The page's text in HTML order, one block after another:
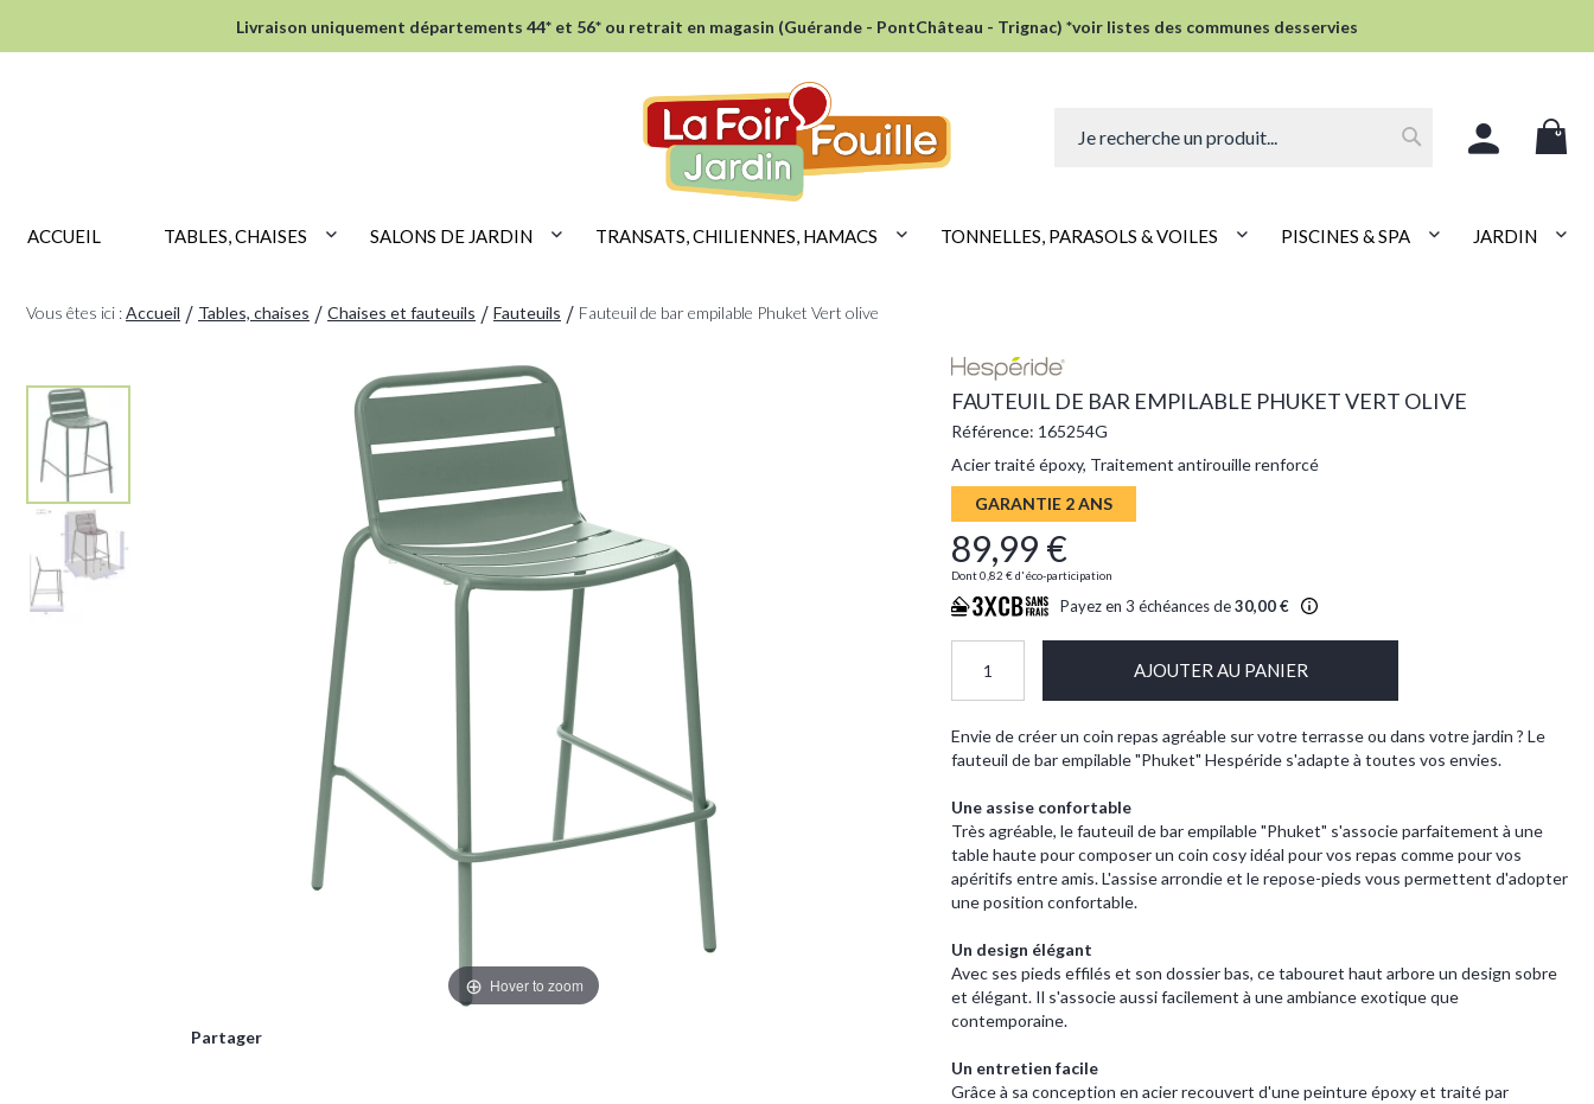
Livraison uniquement départements 44* et 56* ou retrait en magasin (Guérande - PontChâteau - Trignac) *voir listes des communes desservies
ACCUEIL TABLES, CHAISES SALONS DE JARDIN TRANSATS, CHILIENNES, HAMACS TONNELLES, PARASOLS & VOILES PISCINES & SPA JARDIN
Vous êtes ici :Accueil Tables, chaises Chaises et fauteuils Fauteuils Fauteuil de bar empilable Phuket Vert olive
Hover to zoom
Partager
FAUTEUIL DE BAR EMPILABLE PHUKET VERT OLIVE
Référence: 165254G
Acier traité époxy, Traitement antirouille renforcé
GARANTIE 2 ANS
89,99 €
Dont0,82 €d'éco-participation
Payez en 3 échéances de30,00 €
AJOUTER AU PANIER
Envie de créer un coin repas agréable sur votre terrasse ou dans votre jardin ? Le
fauteuil de bar empilable "Phuket" Hespéride s'adapte à toutes vos envies.
Une assise confortable
Très agréable, le fauteuil de bar empilable "Phuket" s'associe parfaitement à une
table haute pour composer un coin cosy idéal pour vos repas comme pour vos
apéritifs entre amis. L'assise arrondie et le repose-pieds vous permettent d'adopter
une position confortable.
Un design élégant
Avec ses pieds effilés et son dossier bas, ce tabouret haut arbore un design sobre
et élégant. Il s'associe aussi facilement à une ambiance exotique que
contemporaine.
Un entretien facile
Grâce à sa conception en acier recouvert d'une peinture époxy et traité par